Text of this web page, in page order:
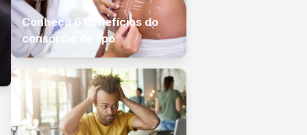
Conheça 6 benefícios do
consórcio de lipo
Educação